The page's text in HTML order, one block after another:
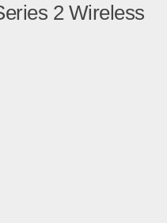
2 Wireless